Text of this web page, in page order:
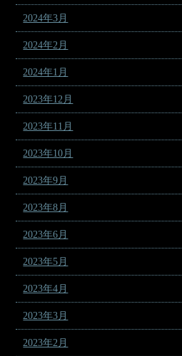
2024年3月
2024年2月
2024年1月
2023年12月
2023年11月
2023年10月
2023年9月
2023年8月
2023年6月
2023年5月
2023年4月
2023年3月
2023年2月